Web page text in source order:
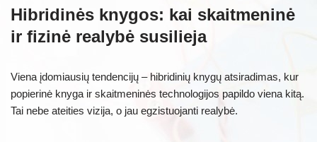
Hibridinės knygos: kai skaitmeninė
ir fizinė realybė susilieja
Viena įdomiausių tendencijų – hibridinių knygų atsiradimas, kur
popierinė knyga ir skaitmeninės technologijos papildo viena kitą.
Tai nebe ateities vizija, o jau egzistuojanti realybė.